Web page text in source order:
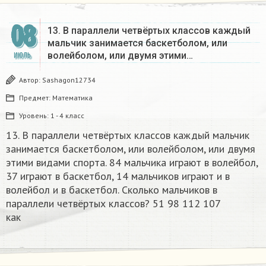
08
ИЮЛЬ
13. В параллели четвёртых классов каждый
мальчик занимается баскетболом, или
волейболом, или двумя этими…
Автор: Sashagon12734
Предмет: Математика
Уровень: 1 - 4 класс
13. В параллели четвёртых классов каждый мальчик
занимается баскетболом, или волейболом, или двумя
этими видами спорта. 84 мальчика играют в волейбол,
37 играют в баскетбол, 14 мальчиков играют и в
волейбол и в баскетбол. Сколько мальчиков в
параллели четвёртых классов? 51 98 112 107
как​